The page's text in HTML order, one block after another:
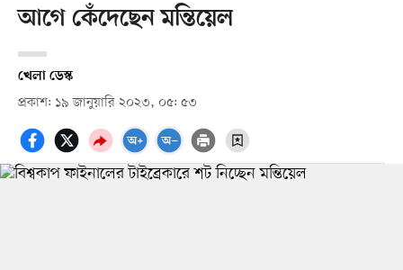
আগে কেঁদেছেন মন্তিয়েল
খেলা ডেস্ক
প্রকাশ: ১৯ জানুয়ারি ২০২৩, ০৫: ৫৩